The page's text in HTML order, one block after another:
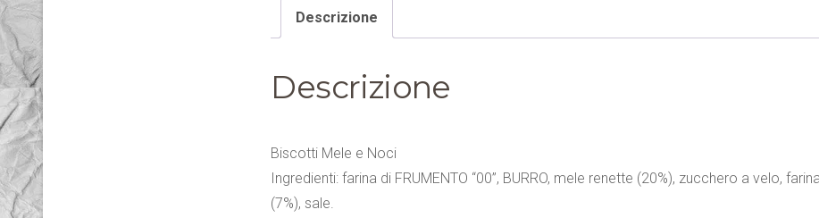
Descrizione
Descrizione
Biscotti Mele e Noci
Ingredienti: farina di FRUMENTO “00”, BURRO, mele renette (20%), zucchero a velo,
(7%), sale.